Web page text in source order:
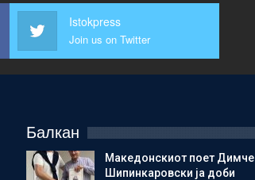
Istokpress
Join us on Twitter
Балкан
Македонскиот поет Димче
Шипинкаровски ја доби